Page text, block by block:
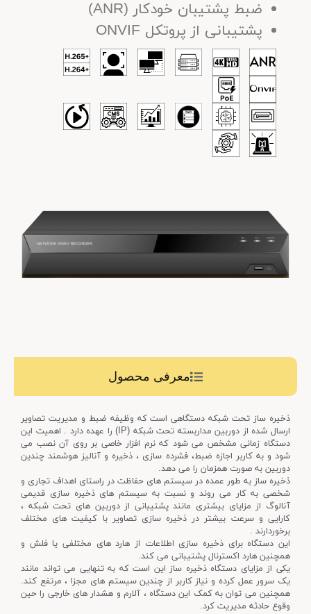
ضبط پشتیبان خودکار (ANR)
پشتیبانى از پروتکل ONVIF
معرفی محصول
ذخیره ساز تحت شبکه دستگاهی است که وظیفه ضبط و مدیریت تصاویر
ارسال شده از دوربین مداربسته تحت شبکه (IP) را عهده دارد . اهمیت این
دستگاه زمانی مشخص می شود که نرم افزار خاصی بر روی آن نصب می
شود و به کاربر اجازه ضبط، فشرده سازی ، ذخیره و آنالیز هوشمند چندین
دوربین به صورت همزمان را می دهد.
ذخیره ساز به طور عمده در سیستم های حفاظت در راستای اهداف تجاری و
شخصی به کار می روند و نسبت به سیستم های ذخیره سازی قدیمی
آنالوگ از مزایای بیشتری مانند پشتیبانی از دوربین های تحت شبکه ،
کارایی و سرعت بیشتر در ذخیره سازی تصاویر با کیفیت های مختلف
برخوردارند .
این دستگاه برای ذخیره سازی اطلاعات از هارد های مختلفی یا فلش و
همچنین هارد اکسترنال پشتیبانی می کند.
یکی از مزایای دستگاه ذخیره ساز این است که به تنهایی می تواند مانند
یک سرور عمل کرده و نیاز کاربر از چندین سیستم های مجزا ، مرتفع کند.
همچنین می توان به کمک این دستگاه ، آلارم و هشدار های خارجی را حین
وقوع حادثه مدیریت کرد.